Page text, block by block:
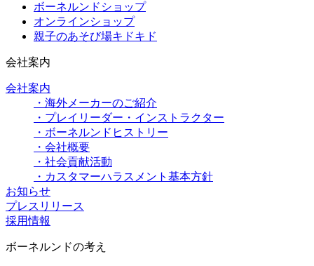
ボーネルンドショップ
オンラインショップ
親子のあそび場キドキド
会社案内
会社案内
・海外メーカーのご紹介
・プレイリーダー・インストラクター
・ボーネルンドヒストリー
・会社概要
・社会貢献活動
・カスタマーハラスメント基本方針
お知らせ
プレスリリース
採用情報
ボーネルンドの考え